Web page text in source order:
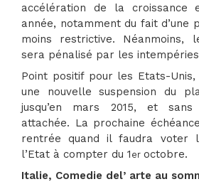
accélération de la croissance
année, notamment du fait d’une
moins restrictive. Néanmoins,
sera pénalisé par les
Point positif pour les Etats-
une nouvelle suspension du
jusqu’en mars 2015, et sans
attachée. La prochaine
rentrée quand il faudra voter
l’Etat à compter du 1 er octobre.
Italie, Comedie del’ arte au